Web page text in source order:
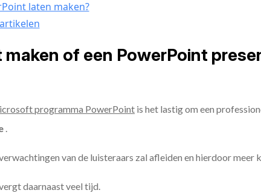
laten maken?
of een PowerPoint
programma PowerPoint is het lastig om een
.
van de luisteraars zal afleiden en hierdoor meer
daarnaast veel tijd.